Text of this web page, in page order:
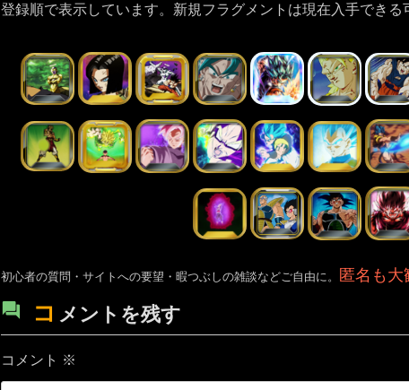
登録順で表示しています。新規フラグメントは現在入手できる
初心者の質問・サイトへの要望・暇つぶしの雑談などご自由に。 匿名も大
コ メントを残す
コメント ※